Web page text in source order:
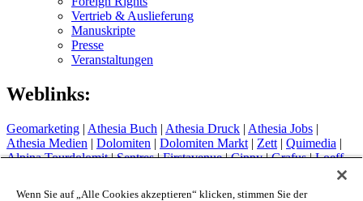
Vertrieb & Auslieferung
Manuskripte
Presse
Veranstaltungen
Weblinks:
Geomarketing | Athesia Buch | Athesia Druck | Athesia Jobs |
Athesia Medien | Dolomiten | Dolomiten Markt | Zett | Quimedia |
Alpina Tourdolomit|Sentres|Firstavenue|Cippy|Grafus|Loeff
Wenn Sie auf „Alle Cookies akzeptieren“ klicken, stimmen Sie der